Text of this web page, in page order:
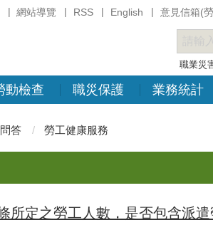
網站導覽 RSS English 意見信箱(
職業災
動檢查 職災保護 業務統計
答 勞工健康服務